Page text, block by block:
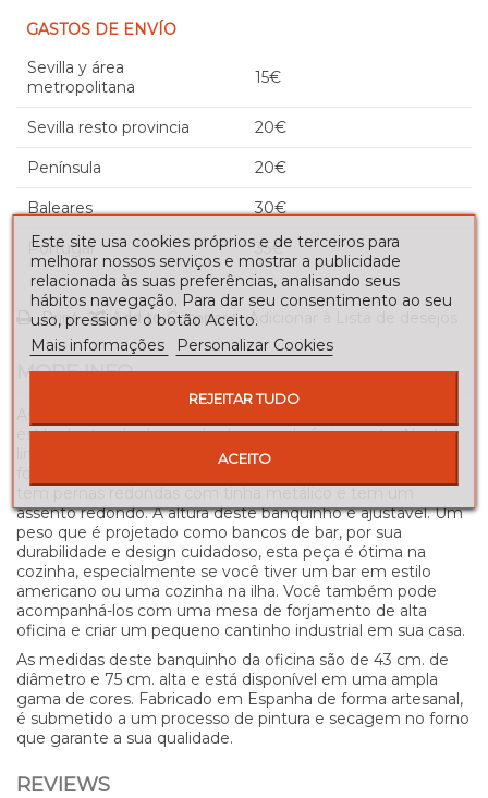
GASTOS DE ENVÍO
Sevilla y área
metropolitana
15€
Sevilla resto provincia 20€
Península 20€
Baleares 30€
Portugal 35€
Print Add to Compare Adicionar à Lista de desejos
MORE INFO
estilo dentro do design dos bancos de forjamento. Nesta
linha de móveis industriais apresentamos as banquetas de
assento redondo. A altura deste banquinho é ajustável. Um
peso que é projetado como bancos de bar, por sua
durabilidade e design cuidadoso, esta peça é ótima na
cozinha, especialmente se você tiver um bar em estilo
americano ou uma cozinha na ilha. Você também pode
acompanhá-los com uma mesa de forjamento de alta
oficina e criar um pequeno cantinho industrial em sua casa.
As medidas deste banquinho da oficina são de 43 cm. de
diâmetro e 75 cm. alta e está disponível em uma ampla
gama de cores. Fabricado em Espanha de forma artesanal,
é submetido a um processo de pintura e secagem no forno
que garante a sua qualidade.
REVIEWS
Este site usa cookies próprios e de terceiros para
melhorar nossos serviços e mostrar a publicidade
relacionada às suas preferências, analisando seus
hábitos navegação. Para dar seu consentimento ao seu
uso, pressione o botão Aceito.
Mais informações
Personalizar Cookies
REJEITAR TUDO
ACEITO